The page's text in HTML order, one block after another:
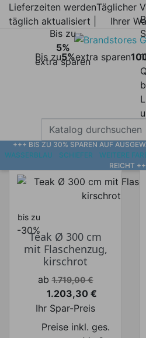
Lieferzeiten werden
täglich aktualisiert |
Täglicher
Ihrer
Bis zu5%extra sparen
Bis zu
5%
extra sparen
+++ BIS ZU 30% SPAREN AUF
WASSERBLAU
SCHIEFER WEITERE
REICHT
bis zu
-30%Teak Ø 300 cm
mit Flaschenzug,
kirschrot
Verkaufspreis
ab 1.719,00 €
Preis
1.203,30 €
Ihr Spar-Preis
Preise inkl. ges.